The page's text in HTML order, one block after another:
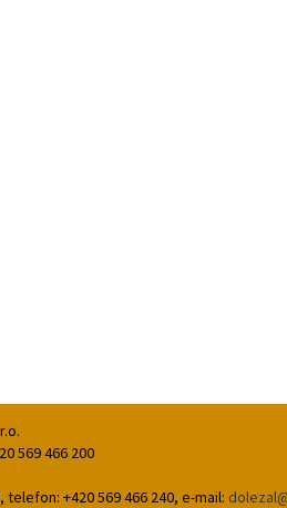
569 466 200
+420 569 466 240, e-mail: